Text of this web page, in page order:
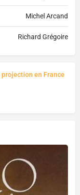
Michel Arcand
Richard Grégoire
en France